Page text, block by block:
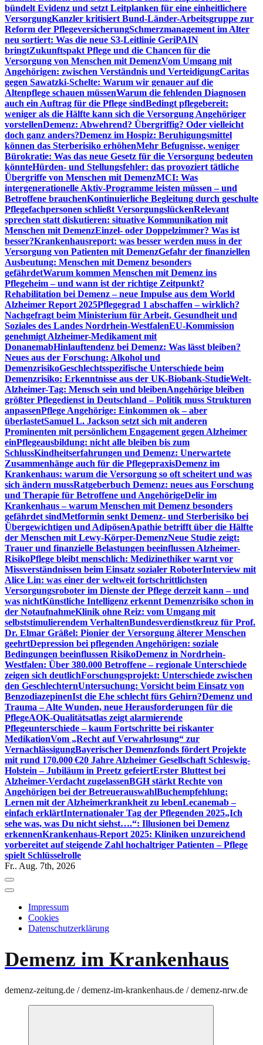
bündelt Evidenz und setzt Leitplanken für eine einheitlichere
VersorgungKanzler kritisiert Bund-Länder-Arbeitsgruppe zur
Reform der PflegeversicherungSchmerzmanagement im Alter
neu sortiert: Was die neue S3-Leitlinie GeriPAIN
bringtZukunftspakt Pflege und die Chancen für die
Versorgung von Menschen mit DemenzVom Umgang mit
Angehörigen: zwischen Verständnis und VerteidigungCaritas
gegen Sawatzki-Schelte: Warum wir genauer auf die
Altenpflege schauen müssenWarum die fehlenden Diagnosen
auch ein Auftrag für die Pflege sindBedingt pflegebereit:
weniger als die Hälfte kann sich die Versorgung Angehöriger
vorstellenDemenz: Abwehrend? Übergriffig? Oder vielleicht
doch ganz anders?Demenz im Hospiz: Beruhigungsmittel
können das Sterberisiko erhöhenMehr Befugnisse, weniger
Bürokratie: Was das neue Gesetz für die Versorgung bedeuten
könnteHürden- und Stellungsfehler: das provoziert tätliche
Übergriffe von Menschen mit DemenzMCI: Was
intergenerationelle Aktiv-Programme leisten müssen – und
Betroffene brauchenKontinuierliche Begleitung durch geschulte
Pflegefachpersonen schließt VersorgungslückenRelevant
sprechen statt diskutieren: situative Kommunikation mit
Menschen mit DemenzEinzel- oder Doppelzimmer? Was ist
besser?Krankenhausreport: was besser werden muss in der
Versorgung von Patienten mit DemenzGefahr der finanziellen
Ausbeutung: Menschen mit Demenz besonders
gefährdetWarum kommen Menschen mit Demenz ins
Pflegeheim – und wann ist der richtige Zeitpunkt?
Rehabilitation bei Demenz – neue Impulse aus dem World
Alzheimer Report 2025Pflegegrad 1 abschaffen – wirklich?
Nachgefragt beim Ministerium für Arbeit, Gesundheit und
Soziales des Landes Nordrhein-WestfalenEU-Kommission
genehmigt Alzheimer-Medikament mit
DonanemabHinlauftendenz bei Demenz: Was lässt bleiben?
Neues aus der Forschung: Alkohol und
DemenzrisikoGeschlechtsspezifische Unterschiede beim
Demenzrisiko: Erkenntnisse aus der UK-Biobank-StudieWelt-
Alzheimer-Tag: Mensch sein und bleibenAngehörige bleiben
größter Pflegedienst in Deutschland – Politik muss Strukturen
anpassenPflege Angehörige: Einkommen ok – aber
überlastetSamuel L. Jackson setzt sich mit anderen
Prominenten mit persönlichem Engagement gegen Alzheimer
einPflegeausbildung: nicht alle bleiben bis zum
SchlussKindheitserfahrungen und Demenz: Unerwartete
Zusammenhänge auch für die PflegepraxisDemenz im
Krankenhaus: warum die Versorgung so oft scheitert und was
sich ändern mussRatgeberbuch Demenz: neues aus Forschung
und Therapie für Betroffene und AngehörigeDelir im
Krankenhaus – warum Menschen mit Demenz besonders
gefährdet sindMetformin senkt Demenz- und Sterberisiko bei
Übergewichtigen und AdipösenApathie betrifft über die Hälfte
der Menschen mit Lewy-Körper-DemenzNeue Studie zeigt:
Trauer und finanzielle Belastungen beeinflussen Alzheimer-
RisikoPflege bleibt menschlich: Medizinethiker warnt vor
Missverständnissen beim Einsatz sozialer RoboterInterview mit
Alice Lin: was einer der weltweit fortschrittlichsten
Versorgungsroboter im Dienste der Pflege derzeit kann – und
was nichtKünstliche Intelligenz erkennt Demenzrisiko schon in
der NotaufnahmeKlinik ohne Reiz: vom Umgang mit
selbststimulierendem VerhaltenBundesverdienstkreuz für Prof.
Dr. Elmar Gräßel: Pionier der Versorgung älterer Menschen
geehrtDepression bei pflegenden Angehörigen: soziale
Bedingungen beeinflussen RisikoDemenz in Nordrhein-
Westfalen: Über 380.000 Betroffene – regionale Unterschiede
zeigen sich deutlichForschungsprojekt: Unterschiede zwischen
den GeschlechternUntersuchung: Vorsicht beim Einsatz von
BenzodiazepinenIst die Ehe schlecht fürs Gehirn?Demenz und
Trauma – Alte Wunden, neue Herausforderungen für die
PflegeAOK-Qualitätsatlas zeigt alarmierende
Pflegeunterschiede – kaum Fortschritte bei riskanter
MedikationVom „Recht auf Verwahrlosung“ zur
VernachlässigungBayerischer Demenzfonds fördert Projekte
mit rund 170.000 €20 Jahre Alzheimer Gesellschaft Schleswig-
Holstein – Jubiläum in Preetz gefeiertErster Bluttest bei
Alzheimer-Verdacht zugelassenBGH stärkt Rechte von
Angehörigen bei der BetreuerauswahlBuchempfehlung:
Lernen mit der Alzheimerkrankheit zu lebenLecanemab –
einfach erklärtInternationaler Tag der Pflegenden 2025„Ich
sehe was, was Du nicht siehst….“: Illusionen bei Demenz
erkennenKrankenhaus-Report 2025: Kliniken unzureichend
vorbereitet auf steigende Zahl hochaltriger Patienten – Pflege
spielt Schlüsselrolle
Fr.. Aug. 7th, 2026
Impressum
Cookies
Datenschutzerklärung
Demenz im Krankenhaus
demenz-zeitung.de / demenz-im-krankenhaus.de / demenz-nrw.de